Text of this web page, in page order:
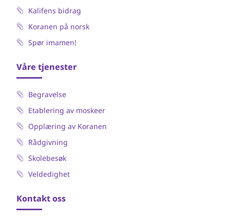
Kalifens bidrag
Koranen på norsk
Spør imamen!
Våre tjenester
Begravelse
Etablering av moskeer
Opplæring av Koranen
Rådgivning
Skolebesøk
Veldedighet
Kontakt oss